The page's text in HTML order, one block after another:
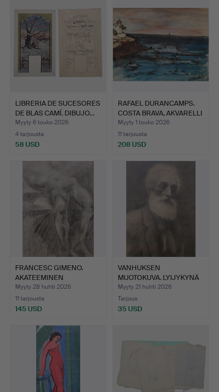
LIBRERIA DE SUCESORES
DE BLAS CAMÍ. DIBUJO…
Myyty 6 touko 2026
4 tarjousta
58 USD
RAFAEL DURANCAMPS.
COSTA BRAVA, AKVARELLI
…
Myyty 1 touko 2026
11 tarjousta
208 USD
FRANCESC GIMENO.
AKATEEMINEN
NAISALASTON. …
Myyty 28 huhti 2026
11 tarjousta
145 USD
VANHUKSEN
MUOTOKUVA. LYIJYKYNÄ
PAPERILLA. …
Myyty 21 huhti 2026
Tarjous
35 USD